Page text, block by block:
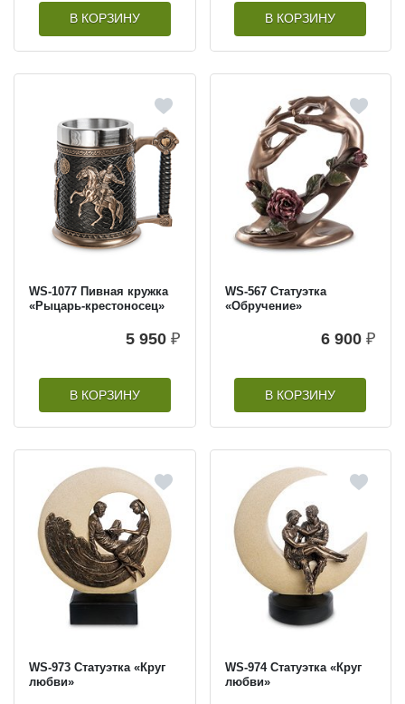
В КОРЗИНУ В КОРЗИНУ
WS-1077 Пивная кружка
«Рыцарь-крестоносец»
5 950 ₽
В КОРЗИНУ
WS-567 Статуэтка
«Обручение»
6 900 ₽
В КОРЗИНУ
WS-973 Статуэтка «Круг
любви»
WS-974 Статуэтка «Круг
любви»